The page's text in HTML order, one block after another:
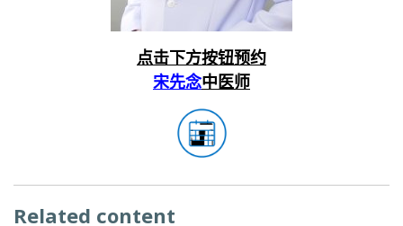
点击下方按钮预约
宋先念中医师
Related content